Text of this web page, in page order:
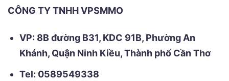
CÔNG TY TNHH VPSMMO
VP: 8B đường B31, KDC 91B, Phường An
Khánh, Quận Ninh Kiều, Thành phố Cần Thơ
Tel: 0589549338